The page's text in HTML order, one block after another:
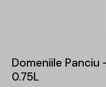
Domeniile Panciu
0.75L